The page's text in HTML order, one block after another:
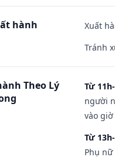
hành
Xuất
Tránh
Theo Lý
Từ
người
vào
Từ
Phụ